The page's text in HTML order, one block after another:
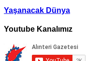
Yaşanacak Dünya
Youtube Kanalımız